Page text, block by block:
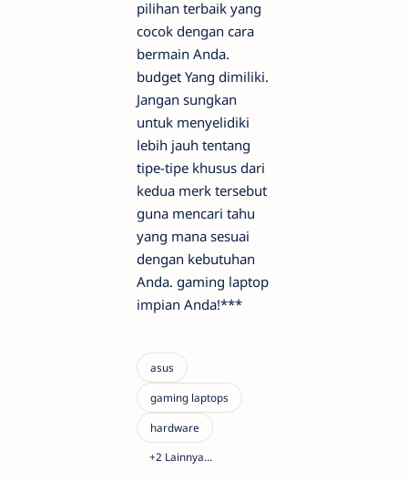
pilihan terbaik yang
cocok dengan cara
bermain Anda.
budget Yang dimiliki.
Jangan sungkan
untuk menyelidiki
lebih jauh tentang
tipe-tipe khusus dari
kedua merk tersebut
guna mencari tahu
yang mana sesuai
dengan kebutuhan
Anda. gaming laptop
impian Anda!***